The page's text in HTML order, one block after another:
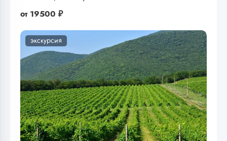
от 19500 ₽
экскурсия